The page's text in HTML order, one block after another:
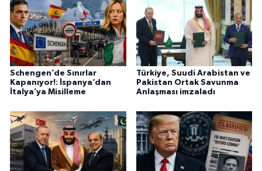
Schengen’de Sınırlar
Kapanıyor!: İspanya’dan
İtalya’ya Misilleme
Türkiye, Suudi Arabistan ve
Pakistan Ortak Savunma
Anlaşması imzaladı